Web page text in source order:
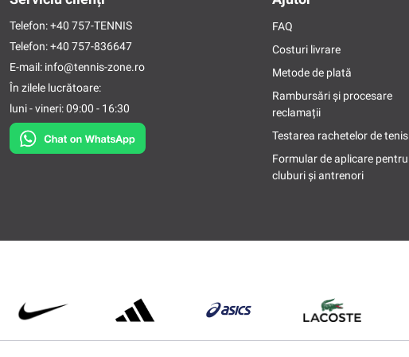
Telefon:+40 757-TENNIS
Telefon:+40 757-836647
E-mail: info@tennis-zone.ro
În zilele lucrătoare:
luni - vineri: 09:00 - 16:30
FAQ
Costuri livrare
Metode de plată
Rambursări și procesare
reclamații
Testarea rachetelor de tenis
Formular de aplicare pentru
cluburi și antrenori